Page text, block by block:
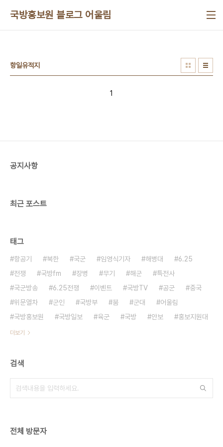
국방홍보원 블로그 어울림
항일유적지
1
공지사항
최근 포스트
태그
항공기 북한 국군 임영식기자 해병대
6.25
전쟁
국방fm 장병 무기 해군
특전사
국군방송
6.25전쟁 이벤트 국방TV 공군
중국
위문열차
군인 국방부 붐 군대
어울림
국방홍보원
국방일보 육군 국방 안보 홍보지원대
더보기
검색
전체 방문자